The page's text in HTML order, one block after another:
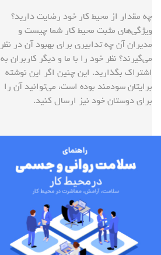
چه مقدار از محیط کار خود رضایت دارید؟
ویژگی‌های مثبت محیط کار شما چیست و
مدیران آن چه تدابیری برای بهبود آن در نظر
می‌گیرند؟ نظر خود را با ما و دیگر کاربران به
اشتراک بگذارید. این چنین اگر این نوشته
برایتان سودمند بوده است، می‌توانید آن را
برای دوستان خود نیز ارسال کنید.